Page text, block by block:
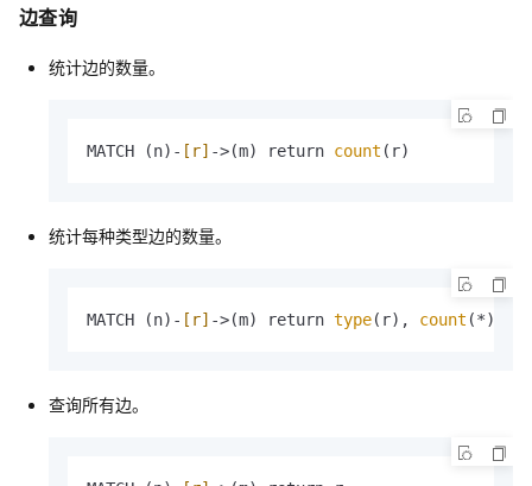
边查询
统计边的数量。
MATCH (n)- [r] ->(m) return count (r)
统计每种类型边的数量。
MATCH (n)- [r] ->(m) return type(r), count (*)
查询所有边。